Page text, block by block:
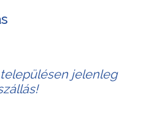
jelenleg